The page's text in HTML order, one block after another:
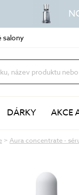
salony
DÁRKY AKCE
> Aura concentrate -